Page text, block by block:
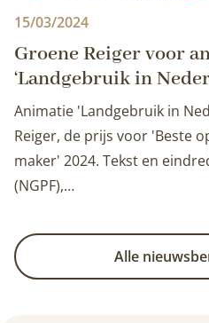
15/03/2024
Groene Reiger voor
‘Landgebruik in
Animatie 'Landgebruik in
Reiger, de prijs voor 'Beste
maker' 2024. Tekst en
(NGPF),…
Alle